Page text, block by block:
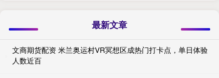
最新文章
文商期货配资 米兰奥运村VR冥想区成热门打卡点，单日体验
人数近百